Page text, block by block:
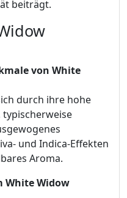
beiträgt.
von White
durch ihre hohe
typischerweise
und Indica-Effekten
Aroma.
White Widow